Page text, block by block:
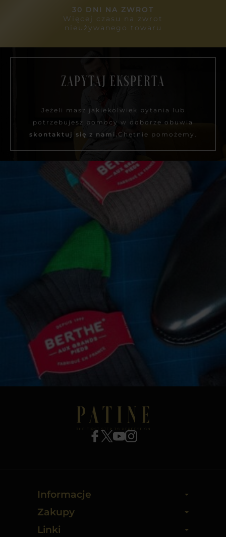
30 DNI NA ZWROT
Więcej czasu na zwrot
nieużywanego towaru
ZAPYTAJ EKSPERTA
Jeżeli masz jakiekolwiek pytania lub
potrzebujesz pomocy w doborze obuwia
skontaktuj się z nami. Chętnie pomożemy.
Informacje
Zakupy
Linki